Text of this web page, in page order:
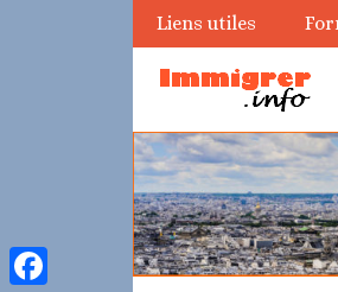
Liens utiles